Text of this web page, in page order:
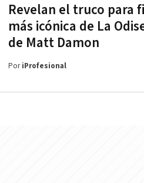
Revelan el truco para
más icónica de La
de Matt Damon
PoriProfesional